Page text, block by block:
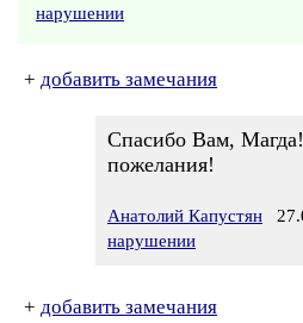
нарушении
+ добавить замечания
Спасибо Вам,
пожелания!
Анатолий Капустян
нарушении
+ добавить замечания